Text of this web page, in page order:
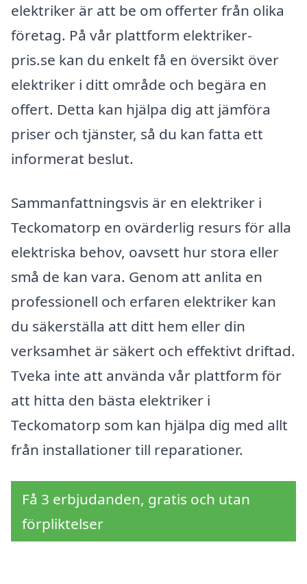
elektriker är att be om offerter från olika
företag. På vår plattform elektriker-
pris.se kan du enkelt få en översikt över
elektriker i ditt område och begära en
offert. Detta kan hjälpa dig att jämföra
priser och tjänster, så du kan fatta ett
informerat beslut.
Sammanfattningsvis är en elektriker i
Teckomatorp en ovärderlig resurs för alla
elektriska behov, oavsett hur stora eller
små de kan vara. Genom att anlita en
professionell och erfaren elektriker kan
du säkerställa att ditt hem eller din
verksamhet är säkert och effektivt driftad.
Tveka inte att använda vår plattform för
att hitta den bästa elektriker i
Teckomatorp som kan hjälpa dig med allt
från installationer till reparationer.
Få 3 erbjudanden, gratis och utan
förpliktelser